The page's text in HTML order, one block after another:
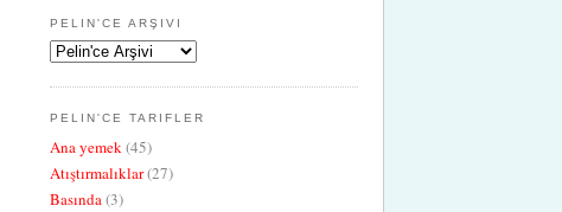
PELIN'CE ARŞIVI
PELIN'CE TARIFLER
Ana yemek(45)
Atıştırmalıklar(27)
Basında(3)